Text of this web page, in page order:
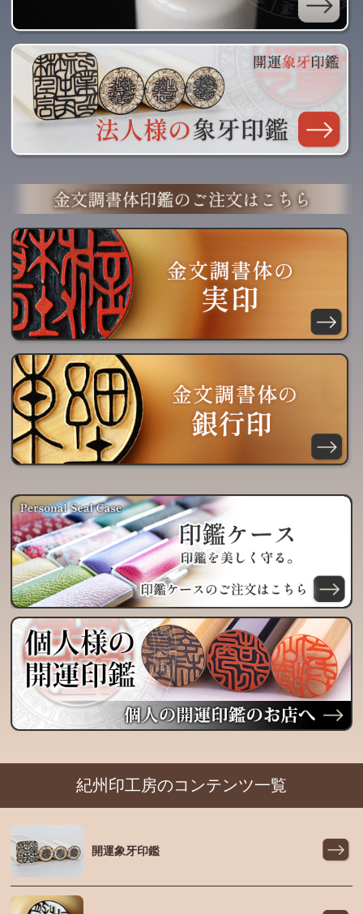
紀州印工房のコンテンツ一覧
開運象牙印鑑